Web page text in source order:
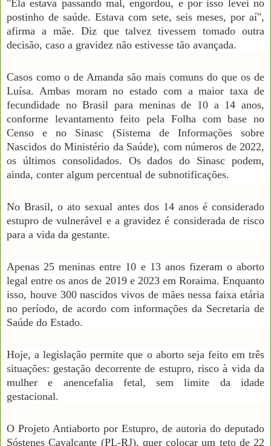
"Ela estava passando mal, engordou, e por isso levei no
postinho de saúde. Estava com sete, seis meses, por aí",
afirma a mãe. Diz que talvez tivessem tomado outra
decisão, caso a gravidez não estivesse tão avançada.
Casos como o de Amanda são mais comuns do que os de
Luísa. Ambas moram no estado com a maior taxa de
fecundidade no Brasil para meninas de 10 a 14 anos,
conforme levantamento feito pela Folha com base no
Censo e no Sinasc (Sistema de Informações sobre
Nascidos do Ministério da Saúde), com números de 2022,
os últimos consolidados. Os dados do Sinasc podem,
ainda, conter algum percentual de subnotificações.
No Brasil, o ato sexual antes dos 14 anos é considerado
estupro de vulnerável e a gravidez é considerada de risco
para a vida da gestante.
Apenas 25 meninas entre 10 e 13 anos fizeram o aborto
legal entre os anos de 2019 e 2023 em Roraima. Enquanto
isso, houve 300 nascidos vivos de mães nessa faixa etária
no período, de acordo com informações da Secretaria de
Saúde do Estado.
Hoje, a legislação permite que o aborto seja feito em três
situações: gestação decorrente de estupro, risco à vida da
mulher e anencefalia fetal, sem limite da idade
gestacional.
O Projeto Antiaborto por Estupro, de autoria do deputado
Sóstenes Cavalcante (PL-RJ), quer colocar um teto de 22